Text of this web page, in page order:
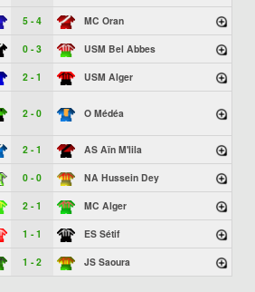
5 - 4 MC Oran
0 - 3 USM Bel Abbes
2 - 1 USM Alger
2 - 0 O Médéa
2 - 1 AS Aïn M'lila
0 - 0 NA Hussein Dey
2 - 1 MC Alger
1 - 1 ES Sétif
1 - 2 JS Saoura